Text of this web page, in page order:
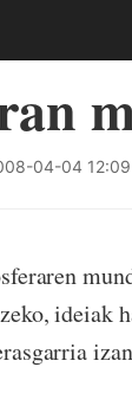
04-04 12:09
ideiak